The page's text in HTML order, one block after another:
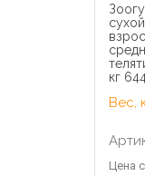
кг
Вес,
Цена